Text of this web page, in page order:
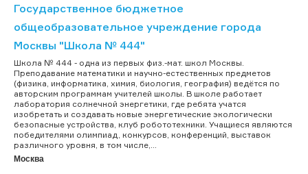
Государственное бюджетное
общеобразовательное учреждение города
Москвы "Школа № 444"
Школа № 444 - одна из первых физ.-мат. школ Москвы.
Преподавание математики и научно-естественных предметов
(физика, информатика, химия, биология, география) ведётся по
авторским программам учителей школы. В школе работает
лаборатория солнечной энергетики, где ребята учатся
изобретать и создавать новые энергетические экологически
безопасные устройства, клуб робототехники. Учащиеся являются
победителями олимпиад, конкурсов, конференций, выставок
различного уровня, в том числе,...
Москва